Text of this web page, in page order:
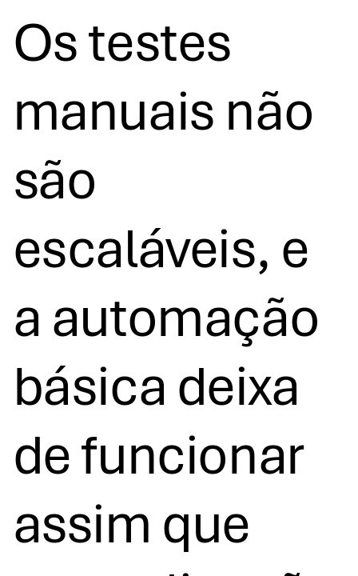
Os testes
manuais não
são
escaláveis, e
a automação
básica deixa
de funcionar
assim que